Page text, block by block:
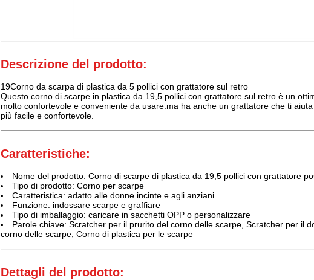
Descrizione del prodotto:
19Corno da scarpa di plastica da 5 pollici con grattatore sul retro
Questo corno di scarpe in plastica da 19,5 pollici con grattatore sul retro è un
molto confortevole e conveniente da usare.ma ha anche un grattatore che ti
più facile e confortevole.
Caratteristiche:
Nome del prodotto: Corno di scarpe di plastica da 19,5 pollici con grattatore
Tipo di prodotto: Corno per scarpe
Caratteristica: adatto alle donne incinte e agli anziani
Funzione: indossare scarpe e graffiare
Tipo di imballaggio: caricare in sacchetti OPP o personalizzare
Parole chiave: Scratcher per il prurito del corno delle scarpe, Scratcher per il
corno delle scarpe, Corno di plastica per le scarpe
Dettagli del prodotto: